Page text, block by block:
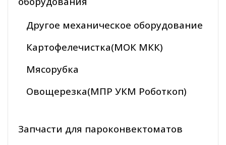
Другое механическое оборудование
Картофелечистка(МОК МКК)
Мясорубка
Овощерезка(МПР УКМ Роботкоп)
Запчасти для пароконвектоматов